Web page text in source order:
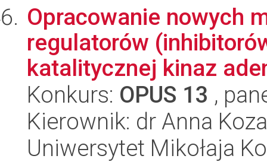
Opracowanie nowych
regulatorów
katalitycznej kinaz
Konkurs: OPUS 13 ,
Kierownik: dr Anna
Uniwersytet Mikołaja